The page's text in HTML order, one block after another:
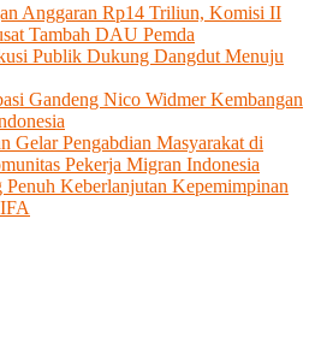
Anggaran Rp14 Triliun, Komisi II
Tambah DAU Pemda
Publik Dukung Dangdut Menuju
Gandeng Nico Widmer Kembangan
Gelar Pengabdian Masyarakat di
Pekerja Migran Indonesia
Keberlanjutan Kepemimpinan